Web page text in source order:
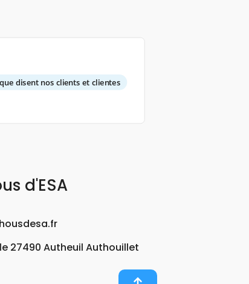
disent nos clients et clientes
d'ESA
27490 Autheuil Authouillet